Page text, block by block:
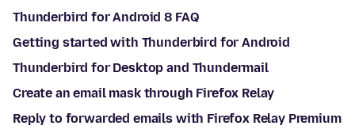
Thunderbird for Android 8 FAQ
Getting started with Thunderbird for Android
Thunderbird for Desktop and Thundermail
Create an email mask through Firefox Relay
Reply to forwarded emails with Firefox Relay Premium